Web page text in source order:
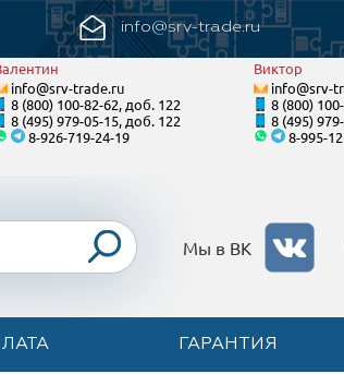
info@srv-trade.ru
info@srv-trade.ru
8 (800) 100-82-62, доб. 122
8 (495) 979-05-15, доб. 122
8-926-719-24-19
Виктор
info@srv-
8 (800)
8 (495)
8-995-
ГАРАНТИЯ
Мы в ВК